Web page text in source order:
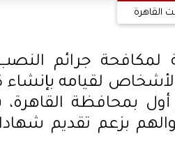
القاهرة
لمكافحة جرائم
لقيامه بإنشاء
بمحافظة
بزعم تقديم